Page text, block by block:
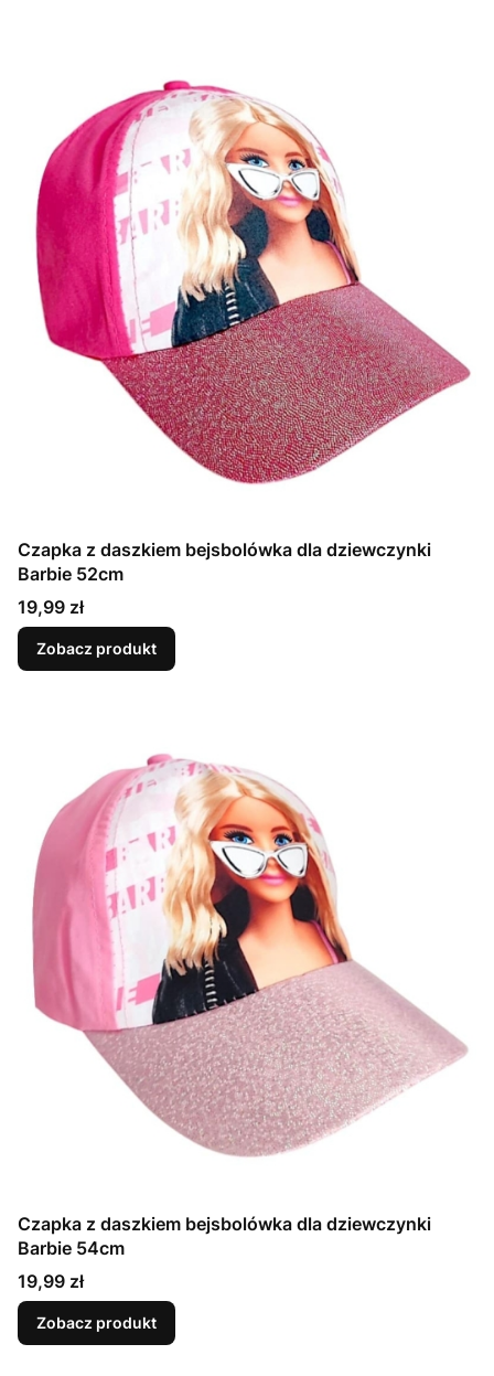
Czapka z daszkiem bejsbolówka dla dziewczynki
Barbie 52cm
Cena
19,99 zł
Zobacz produkt
Czapka z daszkiem bejsbolówka dla dziewczynki
Barbie 54cm
Cena
19,99 zł
Zobacz produkt